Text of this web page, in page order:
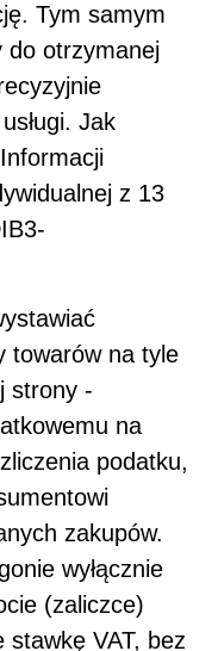
Tym samym
do otrzymanej
Jak
z 13
towarów na tyle
strony -
na
podatku,
zakupów.
wyłącznie
(zaliczce)
stawkę VAT, bez